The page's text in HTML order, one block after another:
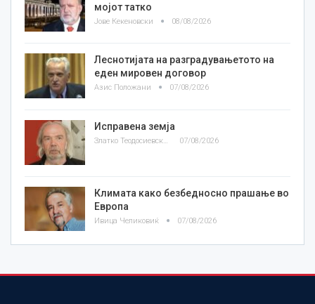
мојот татко
Јове Кекеновски 08/08/2026
Леснотијата на разградувањетото на
еден мировен договор
Азис Положани 07/08/2026
Исправена земја
Златко Теодосиевски 07/08/2026
Климата како безбедносно прашање во
Европа
Ивица Челиковиќ 07/08/2026